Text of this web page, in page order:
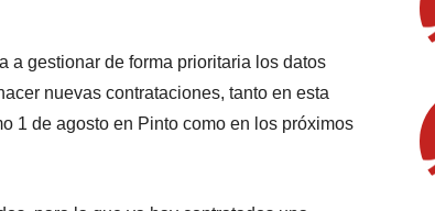
a gestionar de forma prioritaria los datos
nuevas contrataciones, tanto en esta
1 de agosto en Pinto como en los próximos